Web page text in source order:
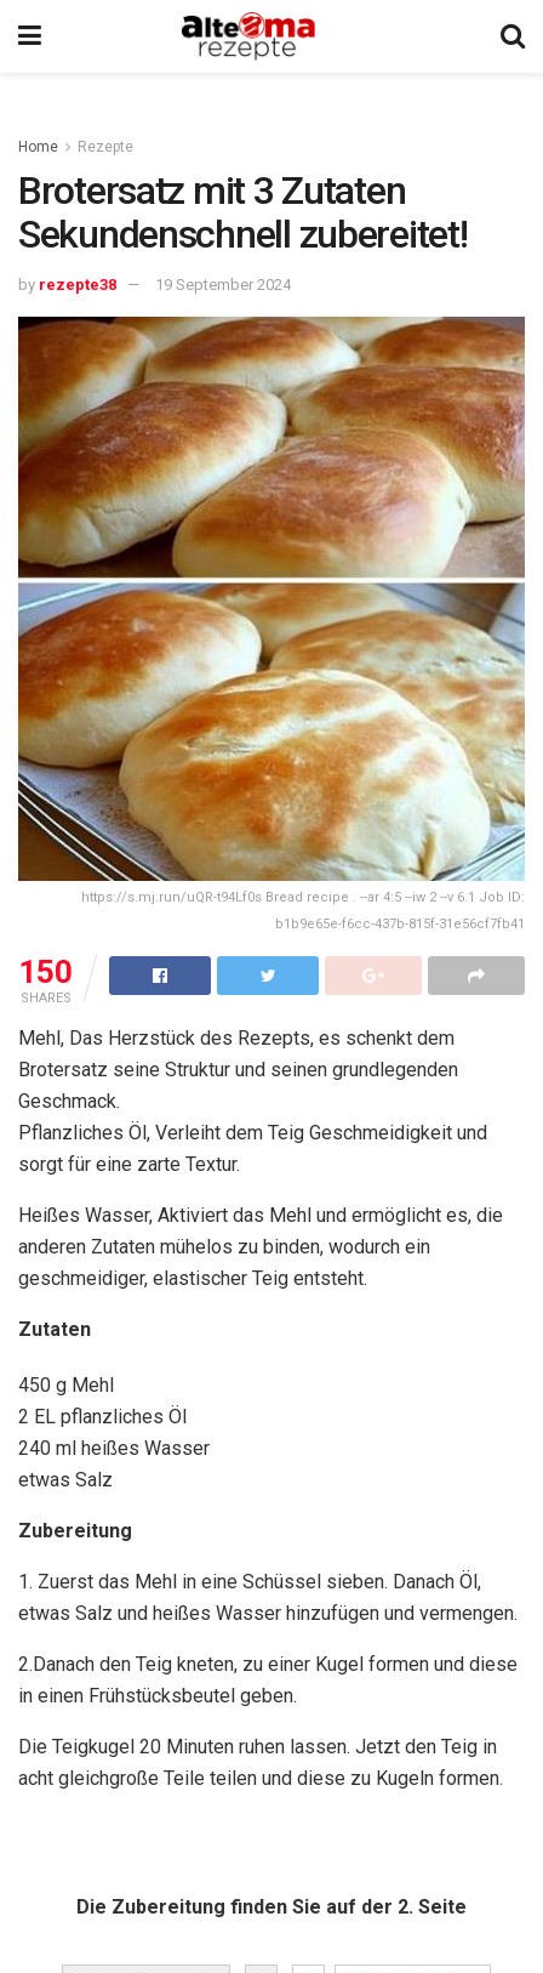
Home Rezepte
Brotersatz mit 3 Zutaten
Sekundenschnell zubereitet!
by rezepte38 19 September 2024
https://s.mj.run/uQR-t94Lf0s Bread recipe . --ar 4:5 --iw 2 --v 6.1 Job ID:
b1b9e65e-f6cc-437b-815f-31e56cf7fb41
150
SHARES
Mehl, Das Herzstück des Rezepts, es schenkt dem
Brotersatz seine Struktur und seinen grundlegenden
Geschmack.
Pflanzliches Öl, Verleiht dem Teig Geschmeidigkeit und
sorgt für eine zarte Textur.
Heißes Wasser, Aktiviert das Mehl und ermöglicht es, die
anderen Zutaten mühelos zu binden, wodurch ein
geschmeidiger, elastischer Teig entsteht.
Zutaten
450 g Mehl
2 EL pflanzliches Öl
240 ml heißes Wasser
etwas Salz
Zubereitung
1. Zuerst das Mehl in eine Schüssel sieben. Danach Öl,
etwas Salz und heißes Wasser hinzufügen und vermengen.
2.Danach den Teig kneten, zu einer Kugel formen und diese
in einen Frühstücksbeutel geben.
Die Teigkugel 20 Minuten ruhen lassen. Jetzt den Teig in
acht gleichgroße Teile teilen und diese zu Kugeln formen.
Die Zubereitung finden Sie auf der 2. Seite